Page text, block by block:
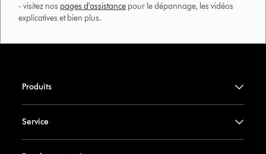
- visitez nos pages d'assistance pour le dépannage, les vidéos
explicatives et bien plus.​
Produits
Service